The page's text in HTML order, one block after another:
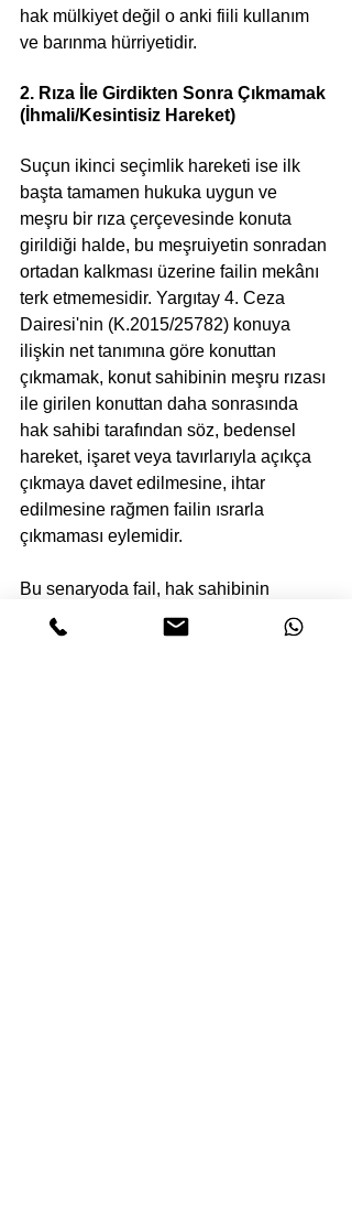
hak mülkiyet değil o anki fiili kullanım
ve barınma hürriyetidir.
2. Rıza İle Girdikten Sonra Çıkmamak
(İhmali/Kesintisiz Hareket)
Suçun ikinci seçimlik hareketi ise ilk
başta tamamen hukuka uygun ve
meşru bir rıza çerçevesinde konuta
girildiği halde, bu meşruiyetin sonradan
ortadan kalkması üzerine failin mekânı
terk etmemesidir. Yargıtay 4. Ceza
Dairesi'nin (K.2015/25782) konuya
ilişkin net tanımına göre konuttan
çıkmamak, konut sahibinin meşru rızası
ile girilen konuttan daha sonrasında
hak sahibi tarafından söz, bedensel
hareket, işaret veya tavırlarıyla açıkça
çıkmaya davet edilmesine, ihtar
edilmesine rağmen failin ısrarla
çıkmaması eylemidir.
Bu senaryoda fail, hak sahibinin
rızasını geri almasıyla beraber ortaya
çıkan hukuki yükümlülüğünü yerine